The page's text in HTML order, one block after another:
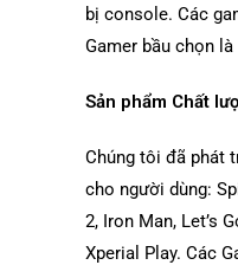
bị console. Các
Gamer bầu chọn
Sản phẩm Chất
Chúng tôi đã phát
cho người dùng:
2, Iron Man, Let’s
Xperial Play. Các